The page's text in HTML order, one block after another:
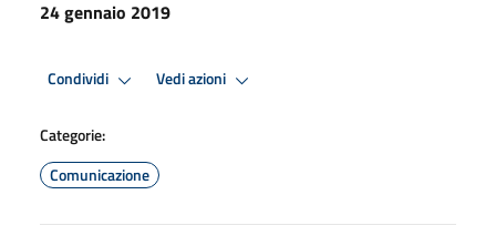
24 gennaio 2019
Condividi Vedi azioni
Categorie:
Comunicazione